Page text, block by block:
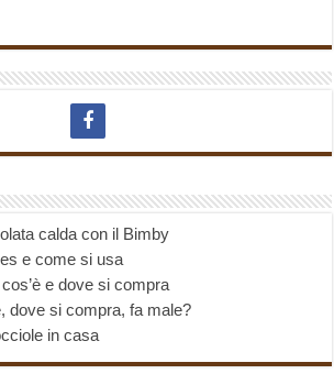
calda con il Bimby
e come si usa
e dove si compra
dove si compra, fa male?
in casa